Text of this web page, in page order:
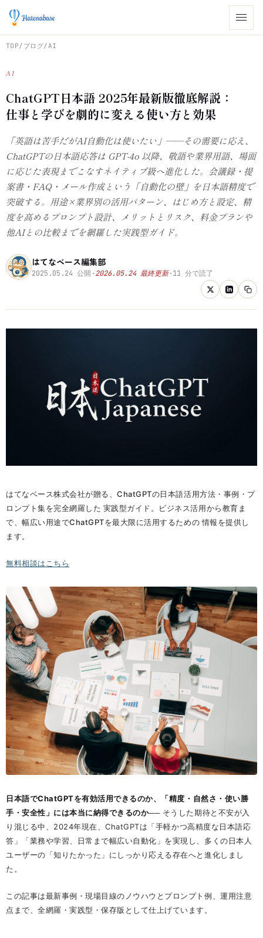
TOP/ ブログ/AI
AI
ChatGPT日本語 2025年最新版徹底解説：
仕事と学びを劇的に変える使い方と効果
「英語は苦手だがAI自動化は使いたい」——その需要に応え、
ChatGPTの日本語応答は GPT-4o 以降、敬語や業界用語、場面
に応じた表現までこなすネイティブ級へ進化した。会議録・提
案書・FAQ・メール作成という「自動化の壁」を日本語精度で
突破する。用途×業界別の活用パターン、はじめ方と設定、精
度を高めるプロンプト設計、メリットとリスク、料金プランや
他AIとの比較までを網羅した実践型ガイド。
はてなベース編集部
2025.05.24 公開 ·2026.05.24最終更新·11 分で読了
はてなベース株式会社が贈る、ChatGPTの日本語活用方法・事例・プ
ロンプト集を完全網羅した 実践型ガイド。ビジネス活用から教育ま
で、幅広い用途でChatGPTを最大限に活用するための 情報を提供し
ます。
無料相談はこちら
日本語でChatGPTを有効活用できるのか、「精度・自然さ・使い勝
手・安全性」には本当に納得できるのか──そうした期待と不安が入
り混じる中、2024年現在、ChatGPTは「手軽かつ高精度な日本語応
答」「業務や学習、日常まで幅広い自動化」を実現し、多くの日本人
ユーザーの「知りたかった」にしっかり応える存在へと進化しまし
た。
この記事は最新事例・現場目線のノウハウとプロンプト例、運用注意
点まで、全網羅・実践型・保存版として仕上げています。